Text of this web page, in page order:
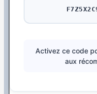
Activez ce code
aux